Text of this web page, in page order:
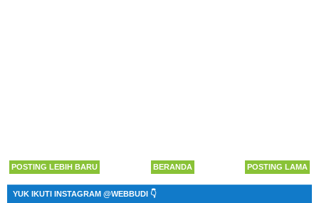
POSTING LEBIH BARU POSTING LAMA
BERANDA
YUK IKUTI INSTAGRAM @WEBBUDI 👇